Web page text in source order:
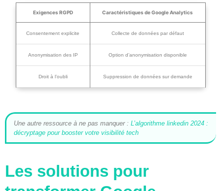
Exigences RGPD Caractéristiques de Google Analytics
Consentement explicite Collecte de données par défaut
Anonymisation des IP Option d’anonymisation disponible
Droit à l’oubli Suppression de données sur demande
Une autre ressource à ne pas manquer : L’algorithme linkedin 2024 :
décryptage pour booster votre visibilité tech
Les solutions pour